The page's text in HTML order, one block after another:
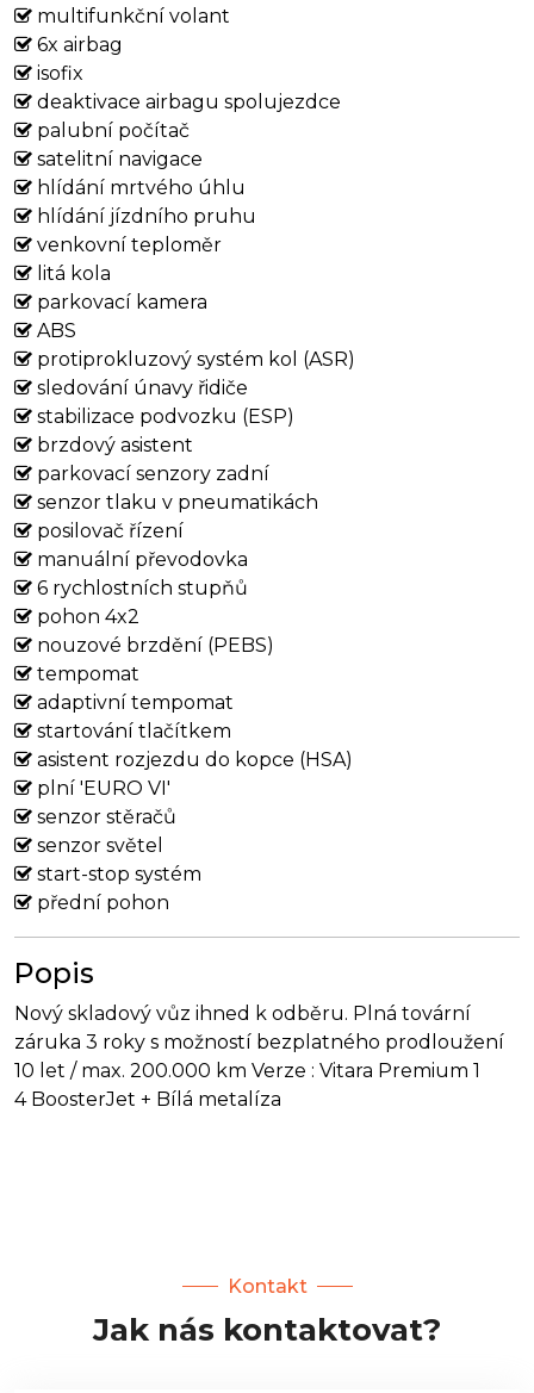
multifunkční volant
6x airbag
isofix
deaktivace airbagu spolujezdce
palubní počítač
satelitní navigace
hlídání mrtvého úhlu
hlídání jízdního pruhu
venkovní teploměr
litá kola
parkovací kamera
ABS
protiprokluzový systém kol (ASR)
sledování únavy řidiče
stabilizace podvozku (ESP)
brzdový asistent
parkovací senzory zadní
senzor tlaku v pneumatikách
posilovač řízení
manuální převodovka
6 rychlostních stupňů
pohon 4x2
nouzové brzdění (PEBS)
tempomat
adaptivní tempomat
startování tlačítkem
asistent rozjezdu do kopce (HSA)
plní 'EURO VI'
senzor stěračů
senzor světel
start-stop systém
přední pohon
Popis
Nový skladový vůz ihned k odběru. Plná tovární
záruka 3 roky s možností bezplatného prodloužení
10 let / max. 200.000 km Verze : Vitara Premium 1
4 BoosterJet + Bílá metalíza
Kontakt
Jak nás kontaktovat?